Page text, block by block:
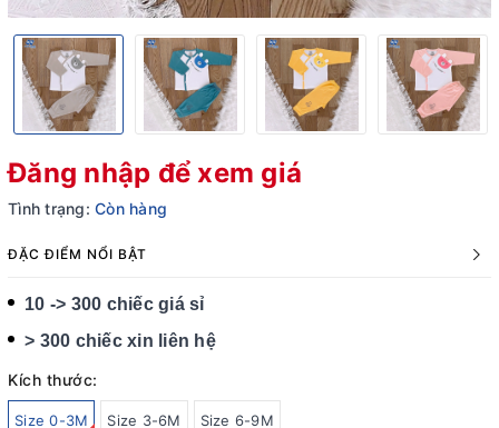
Đăng nhập để xem giá
Tình trạng: Còn hàng
ĐẶC ĐIỂM NỔI BẬT
10 -> 300 chiếc giá sỉ
> 300 chiếc xin liên hệ
Kích thước:
Size 0-3M Size 3-6M Size 6-9M